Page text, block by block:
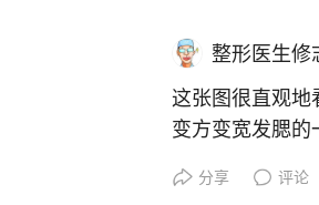
整形医生修
这张图很直观地
变方变宽发腮的
随着年龄增长，
分享 评论